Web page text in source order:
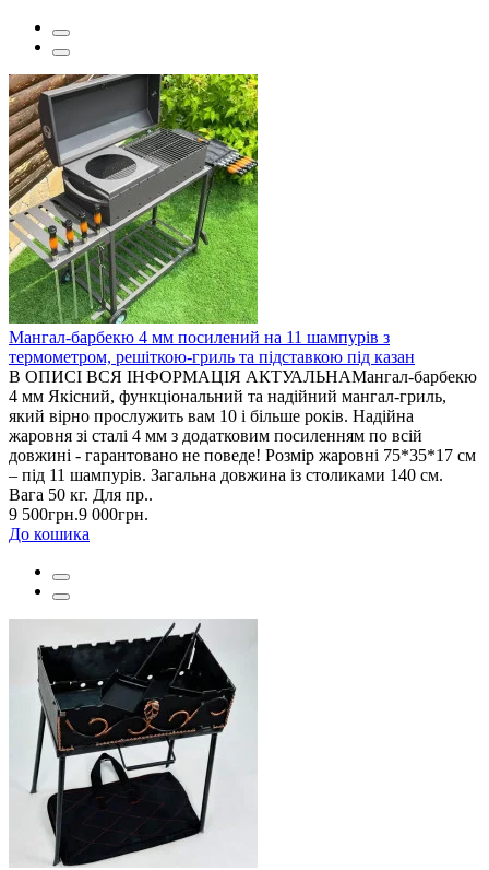
Мангал-барбекю 4 мм посилений на 11 шампурів з
термометром, решіткою-гриль та підставкою під казан
В ОПИСІ ВСЯ ІНФОРМАЦІЯ АКТУАЛЬНАМангал-барбекю
4 мм Якісний, функціональний та надійний мангал-гриль,
який вірно прослужить вам 10 і більше років. Надійна
жаровня зі сталі 4 мм з додатковим посиленням по всій
довжині - гарантовано не поведе! Розмір жаровні 75*35*17 см
– під 11 шампурів. Загальна довжина із столиками 140 см.
Вага 50 кг. Для пр..
9 500грн.9 000грн.
До кошика